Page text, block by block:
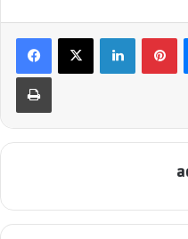
puits et des distributions
besoins essentiels des
Cette édition se distingue
dont une pharmacie mobile
médicaments, des ateliers
de suivi post-intervention. La
Rabat et CADEMEP Casa
« Cette caravane symbolise